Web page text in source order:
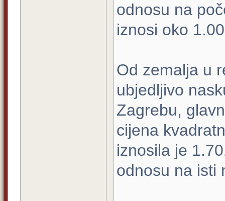
odnosu na
iznosi oko
Od zemalja u
ubjedljivo
Zagrebu,
cijena
iznosila je
odnosu na isti